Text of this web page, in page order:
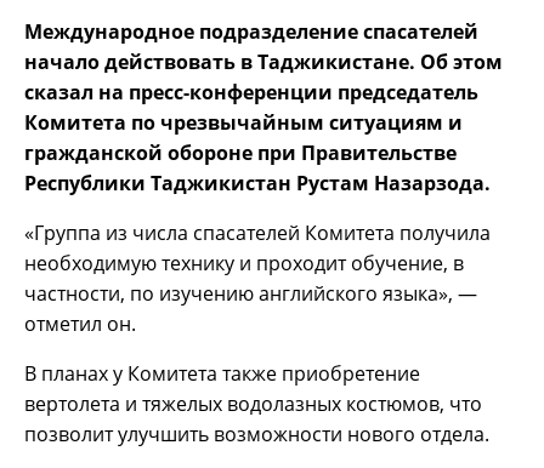
Международное подразделение спасателей
начало действовать в Таджикистане. Об этом
сказал на пресс-конференции председатель
Комитета по чрезвычайным ситуациям и
гражданской обороне при Правительстве
Республики Таджикистан Рустам Назарзода.
«Группа из числа спасателей Комитета получила
необходимую технику и проходит обучение, в
частности, по изучению английского языка», —
отметил он.
В планах у Комитета также приобретение
вертолета и тяжелых водолазных костюмов, что
позволит улучшить возможности нового отдела.